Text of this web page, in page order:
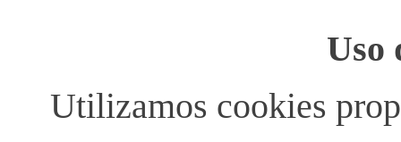
Uso
Utilizamos cookies